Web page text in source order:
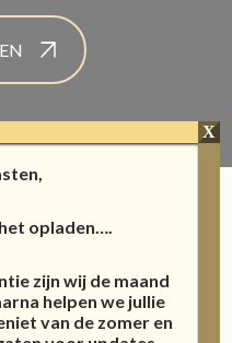
opladen….
zijn wij de maand
helpen we jullie
van de zomer en
X